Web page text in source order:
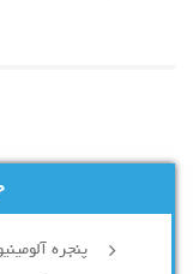
پنجره